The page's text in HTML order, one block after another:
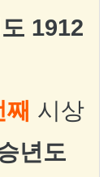
1912
시상
년도